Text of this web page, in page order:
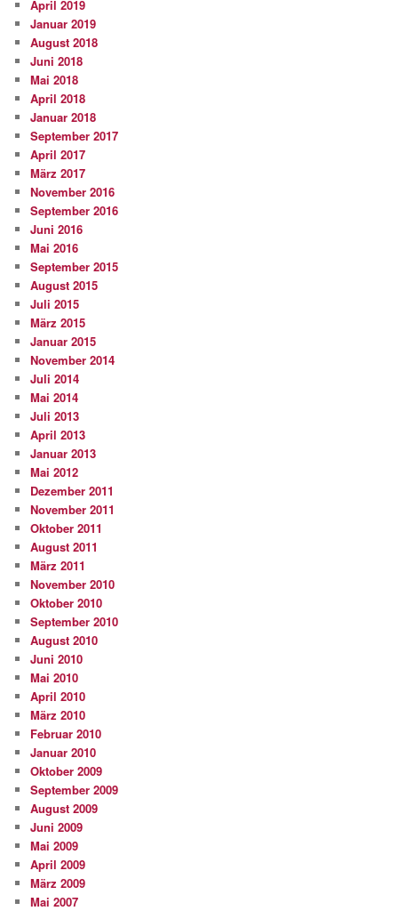
April 2019
Januar 2019
August 2018
Juni 2018
Mai 2018
April 2018
Januar 2018
September 2017
April 2017
März 2017
November 2016
September 2016
Juni 2016
Mai 2016
September 2015
August 2015
Juli 2015
März 2015
Januar 2015
November 2014
Juli 2014
Mai 2014
Juli 2013
April 2013
Januar 2013
Mai 2012
Dezember 2011
November 2011
Oktober 2011
August 2011
März 2011
November 2010
Oktober 2010
September 2010
August 2010
Juni 2010
Mai 2010
April 2010
März 2010
Februar 2010
Januar 2010
Oktober 2009
September 2009
August 2009
Juni 2009
Mai 2009
April 2009
März 2009
Mai 2007